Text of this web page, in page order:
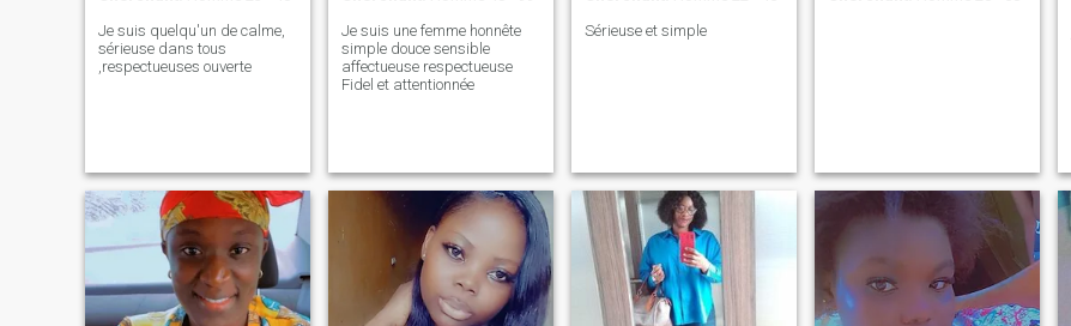
Je suis quelqu'un de calme,
sérieuse dans tous
,respectueuses ouverte
Je suis une femme honnête
simple douce sensible
affectueuse respectueuse
Fidel et attentionnée
Sérieuse et simple